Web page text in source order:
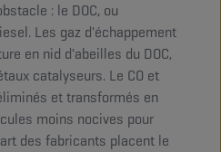
: le DOC, ou
Les gaz d'échappement
en nid d'abeilles du DOC,
catalyseurs. Le CO et
et transformés en
moins nocives pour
des fabricants placent le